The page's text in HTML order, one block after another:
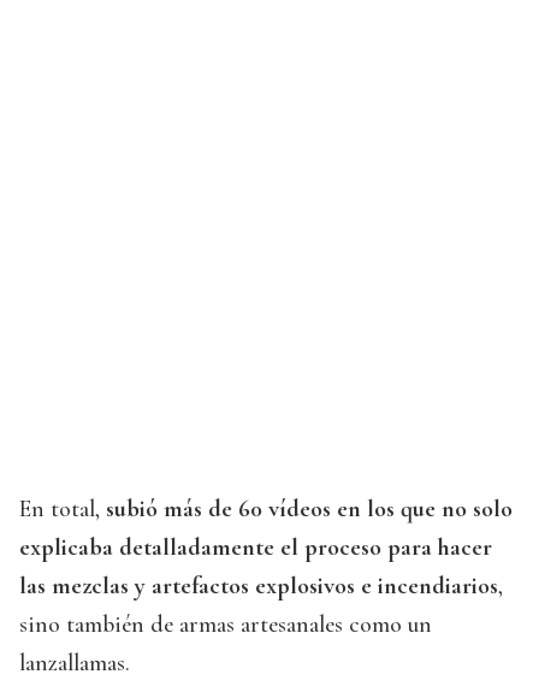
En total, subió más de 60 vídeos en los que no solo
explicaba detalladamente el proceso para hacer
las mezclas y artefactos explosivos e incendiarios,
sino también de armas artesanales como un
lanzallamas.